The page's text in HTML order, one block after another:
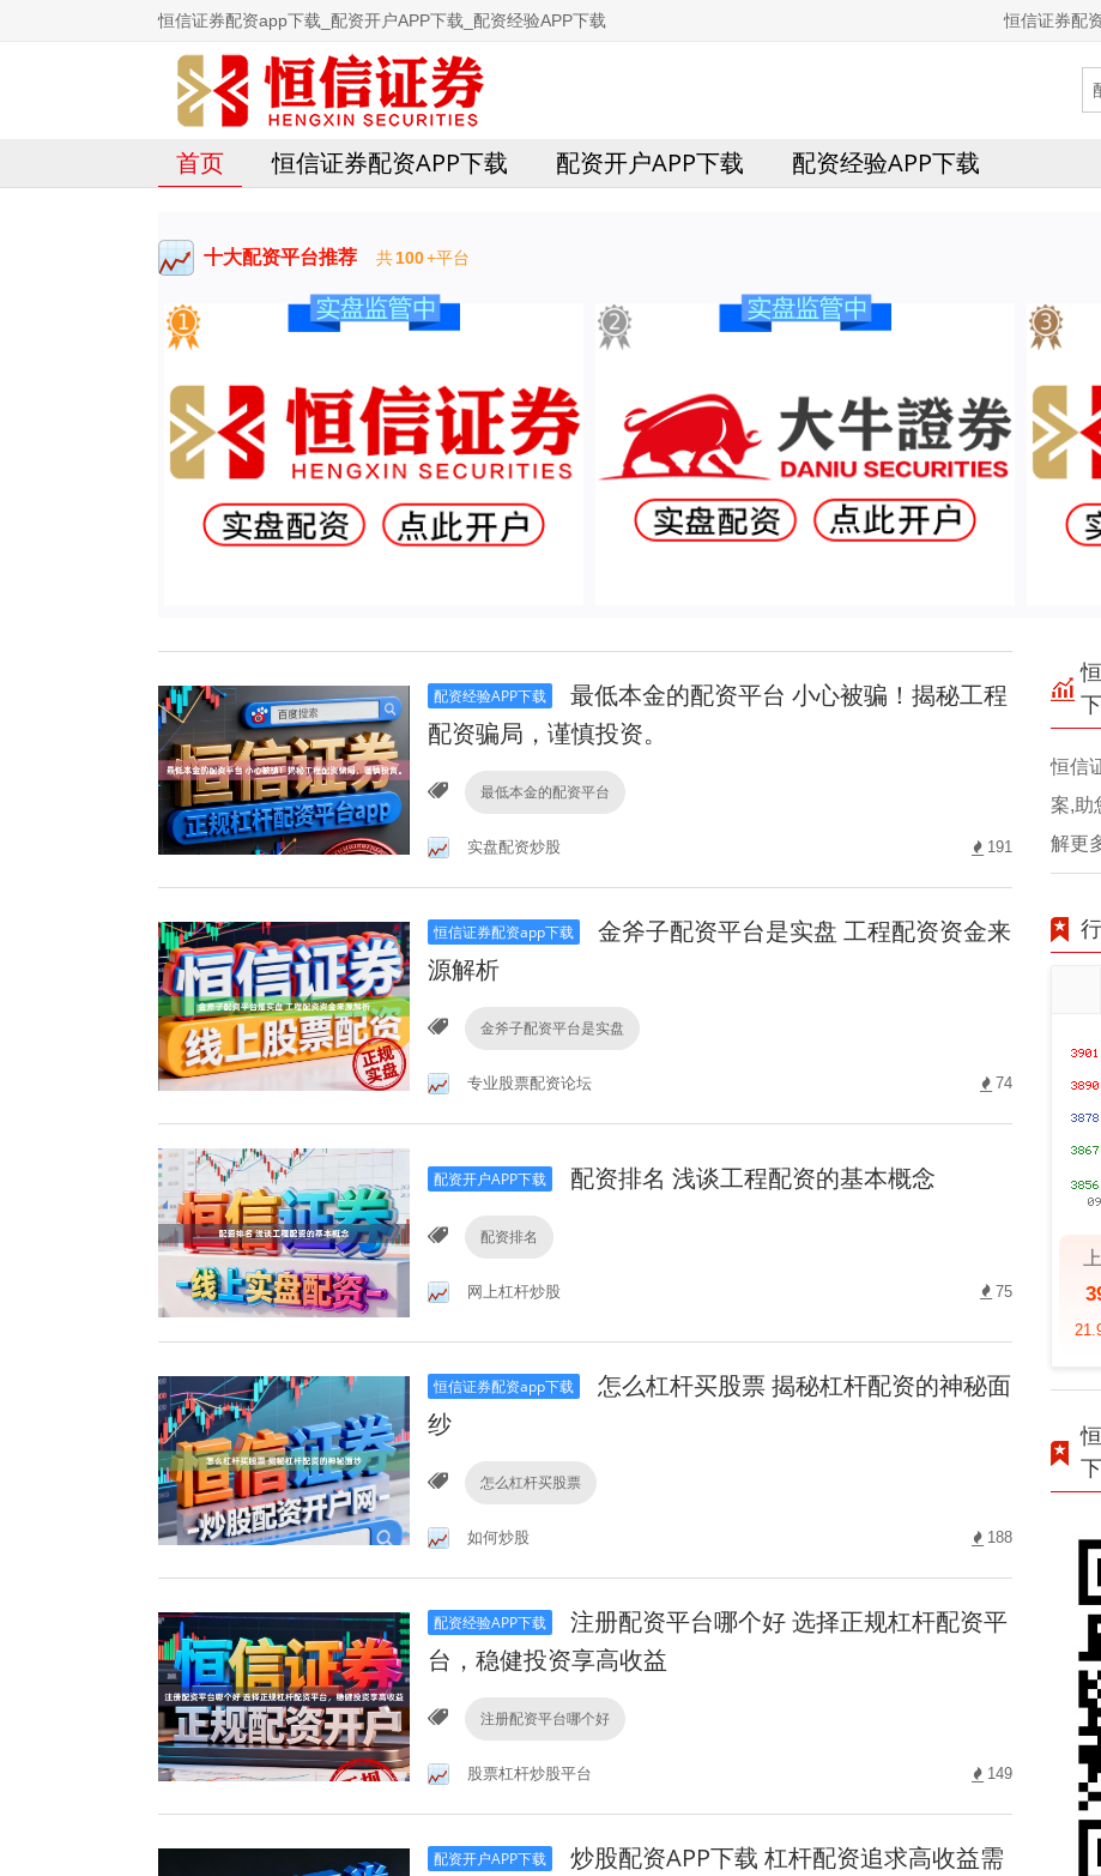
恒信证券配资app下载_配资开户APP下载_配资经验APP下载 恒信证券配
首页 恒信证券配资APP下载 配资开户APP下载 配资经验APP下载
十大配资平台推荐 共100+平台
配资经验APP下载
最低本金的配资平台 小心被骗！揭秘工程
配资骗局，谨慎投资。
最低本金的配资平台
实盘配资炒股 191
恒信证券配资app下载
金斧子配资平台是实盘 工程配资资金来
源解析
金斧子配资平台是实盘
专业股票配资论坛 74
配资开户APP下载 配资排名 浅谈工程配资的基本概念
配资排名
网上杠杆炒股 75
恒信证券配资app下载
怎么杠杆买股票 揭秘杠杆配资的神秘面
纱
怎么杠杆买股票
如何炒股 188
配资经验APP下载
注册配资平台哪个好 选择正规杠杆配资平
台，稳健投资享高收益
注册配资平台哪个好
股票杠杆炒股平台 149
配资开户APP下载
炒股配资APP下载 杠杆配资追求高收益需
恒信
案,助
解更